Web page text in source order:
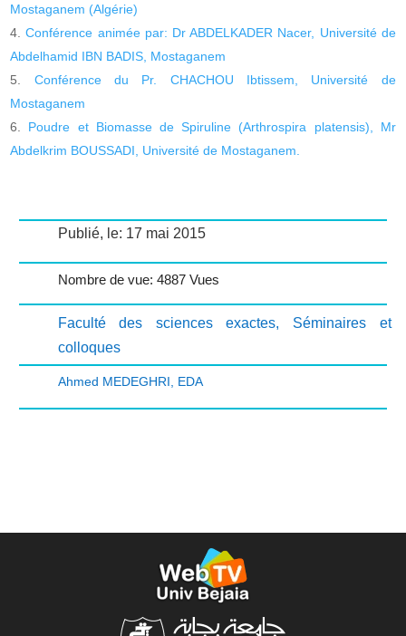
Mostaganem (Algérie)
Conférence animée par: Dr ABDELKADER Nacer, Université de
Abdelhamid IBN BADIS, Mostaganem
Conférence du Pr. CHACHOU Ibtissem, Université de
Mostaganem
Poudre et Biomasse de Spiruline (Arthrospira platensis), Mr
Abdelkrim BOUSSADI, Université de Mostaganem.
Publié, le: 17 mai 2015
Nombre de vue: 4887 Vues
Faculté des sciences exactes, Séminaires et
colloques
Ahmed MEDEGHRI EDA